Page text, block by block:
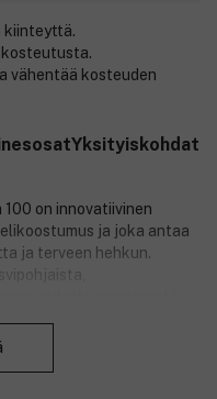
kiinteyttä.
vähentää kosteuden
Yksityiskohdat
on innovatiivinen
ja joka antaa
ja terveen hehkun.
Voide yhdistää viisi